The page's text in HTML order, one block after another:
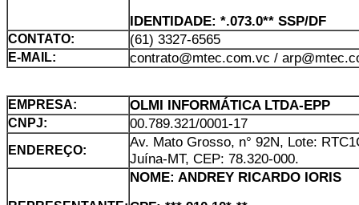
IDENTIDADE: *.073.0** SSP/DF
CONTATO: (61) 3327-6565
E-MAIL: contrato@mtec.com.vc /
EMPRESA: OLMI INFORMÁTICA LTDA-EPP
CNPJ: 00.789.321/0001-17
ENDEREÇO:
Av. Mato Grosso, n° 92N, Lote:
Juína-MT, CEP: 78.320-000.
NOME: ANDREY RICARDO IORIS